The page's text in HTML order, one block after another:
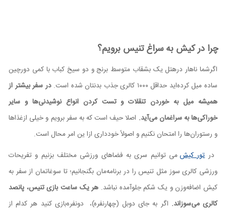
چرا در کیش به سراغ تنیس برویم؟
اگرشما ناهار درهتل یک بشقاب متوسط برنج و دو سیخ کباب با کمی دورچین
ساده میل کرده‌‌اید حداقل ۱۰۰۰ کالری جذب بدنتان شده است.
در سفر بیشتر از
همیشه میل به خوردن تنقلات و تست کردن انواع نوشیدنی‌ها و سایر
خوراکی‌ها به سراغمان می‌آید. اصلا حیف است که به سفر برویم و خیلی ازغذاها
و رستوران‌ها را امتحان نکنیم و اصولاً خودداری ازا ین امر محال است.
درتور کیشمی توانیم سری به فضاهای ورزشی مختلف بزنیم و تفریحات
ورزشی کالری سوز مثل تنیس را در برنامه‌مان بگنجانیم؛ تا سوغاتمان از سفر به
کیش اضافه‌وزن و یک شکم جلوآمده نباشد. هر یک ساعت بازی تنیس، پانصد
کالری می‌سوزاند. اگر به جای دوبل (چهارنفره)، دونفره‌بازی کنید هر کدام از